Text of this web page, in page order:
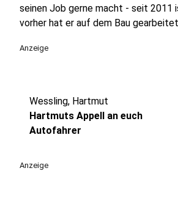
seinen Job gerne macht - seit 2011
vorher hat er auf dem Bau
Anzeige
Wessling, Hartmut
Hartmuts Appell an euch
Autofahrer
Anzeige